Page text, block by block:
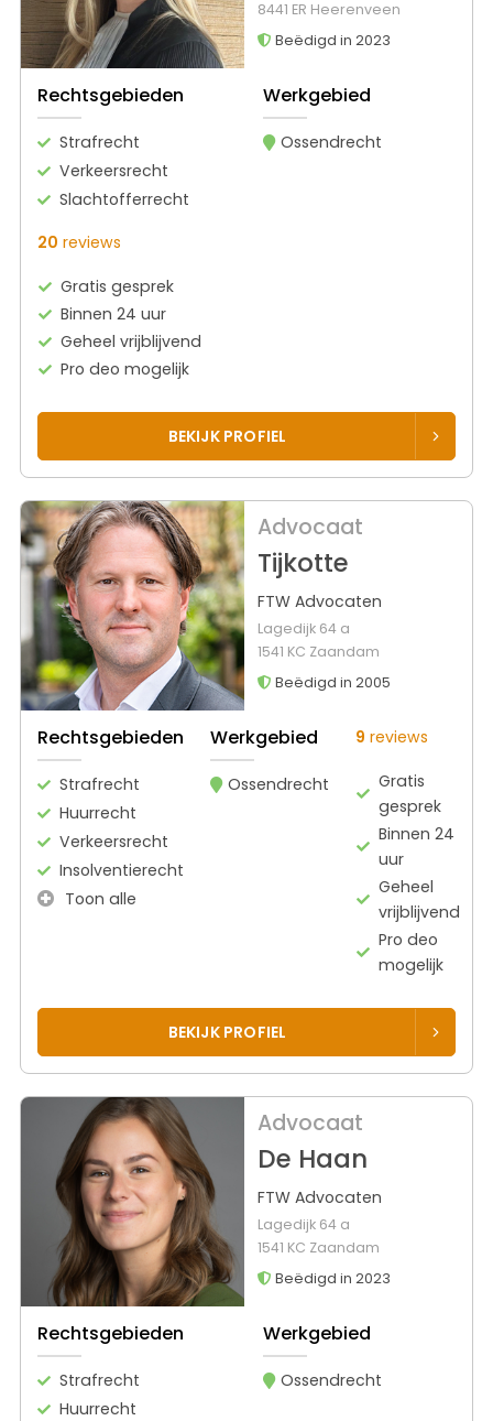
8441 ER Heerenveen
Beëdigd in 2023
Rechtsgebieden
Strafrecht
Verkeersrecht
Slachtofferrecht
Werkgebied
Ossendrecht
20 reviews
Gratis gesprek
Binnen 24 uur
Geheel vrijblijvend
Pro deo mogelijk
BEKIJK PROFIEL
Advocaat
Tijkotte
FTW Advocaten
Lagedijk 64 a
1541 KC Zaandam
Beëdigd in 2005
Rechtsgebieden
Strafrecht
Huurrecht
Verkeersrecht
Insolventierecht
Toon alle
Werkgebied
Ossendrecht
9 reviews
Gratis
gesprek
Binnen 24
uur
Geheel
vrijblijvend
Pro deo
mogelijk
BEKIJK PROFIEL
Advocaat
De Haan
FTW Advocaten
Lagedijk 64 a
1541 KC Zaandam
Beëdigd in 2023
Rechtsgebieden
Strafrecht
Huurrecht
Werkgebied
Ossendrecht